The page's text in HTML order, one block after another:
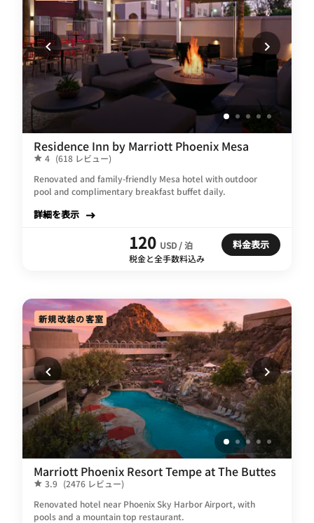
Residence Inn by Marriott Phoenix Mesa
4 (618 レビュー)
Renovated and family-friendly Mesa hotel with outdoor
pool and complimentary breakfast buffet daily.
詳細を表示
120 USD / 泊
税金と全手数料込み
料金表示
新規改装の客室
Marriott Phoenix Resort Tempe at The Buttes
3.9 (2476 レビュー)
Renovated hotel near Phoenix Sky Harbor Airport, with
pools and a mountain top restaurant.